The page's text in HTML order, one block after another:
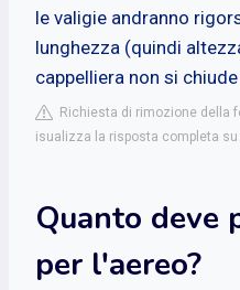
le valigie andranno
lunghezza (quindi
cappelliera non si
Richiesta di rimozione della
isualizza la risposta completa su
Quanto deve
per l'aereo?